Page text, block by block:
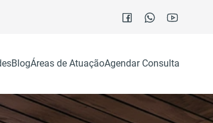
BlogÁreas de AtuaçãoAgendar Consulta